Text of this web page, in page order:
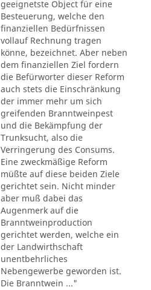
geeignetste Object für eine
Besteuerung, welche den
finanziellen Bedürfnissen
vollauf Rechnung tragen
könne, bezeichnet. Aber neben
dem finanziellen Ziel fordern
die Befürworter dieser Reform
auch stets die Einschränkung
der immer mehr um sich
greifenden Branntweinpest
und die Bekämpfung der
Trunksucht, also die
Verringerung des Consums.
Eine zweckmäßige Reform
müßte auf diese beiden Ziele
gerichtet sein. Nicht minder
aber muß dabei das
Augenmerk auf die
Branntweinproduction
gerichtet werden, welche ein
der Landwirthschaft
unentbehrliches
Nebengewerbe geworden ist.
Die Branntwein ..."